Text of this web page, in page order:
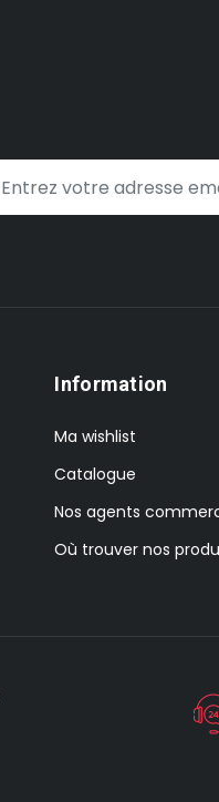
Information
Ma wishlist
Catalogue
Nos agents
Où trouver nos